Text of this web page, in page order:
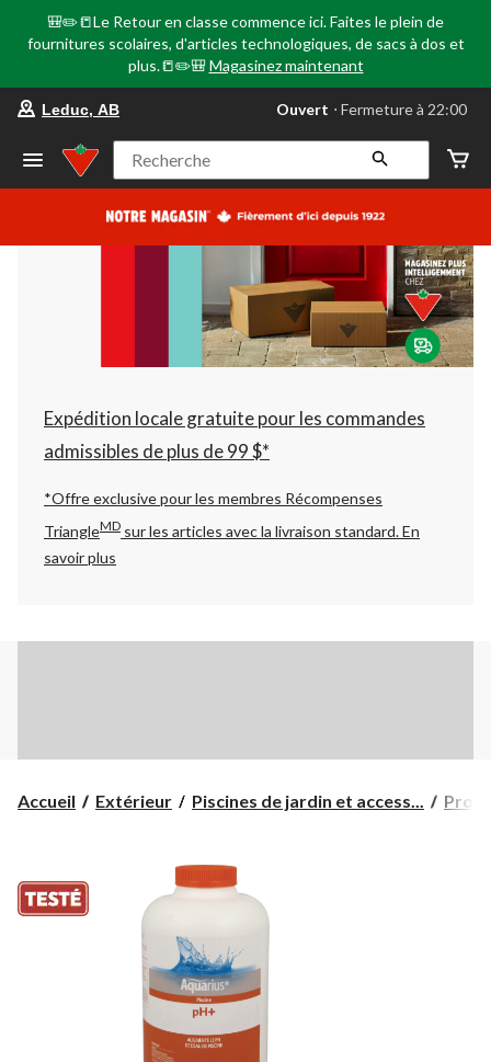
🎒✏️📒Le Retour en classe commence ici. Faites le plein de
fournitures scolaires, d'articles technologiques, de sacs à dos et
plus.📒✏️🎒 Magasinez maintenant
votre
préféré
Leduc,
AB,
courament
Fermeture
à
22:00
cliquer
pour
changer
Leduc, AB Ouvert ⋅ Fermeture à 22:00
Recherche
Expédition locale gratuite pour les commandes
admissibles de plus de 99 $*
*Offre exclusive pour les membres Récompenses
TriangleMD sur les articles avec la livraison standard.En
savoir plus
Accueil Extérieur Piscines de jardin et access...